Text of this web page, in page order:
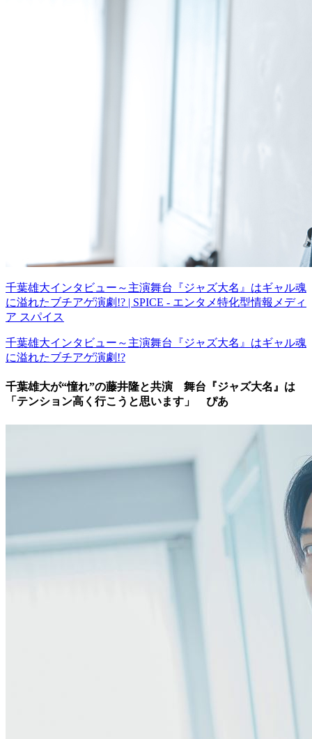
千葉雄大インタビュー～主演舞台『ジャズ大名』はギャル魂
に溢れたブチアゲ演劇!? | SPICE - エンタメ特化型情報メディ
ア スパイス
千葉雄大インタビュー～主演舞台『ジャズ大名』はギャル魂
に溢れたブチアゲ演劇!?
千葉雄大が“憧れ”の藤井隆と共演 舞台『ジャズ大名』は
「テンション高く行こうと思います」 ぴあ